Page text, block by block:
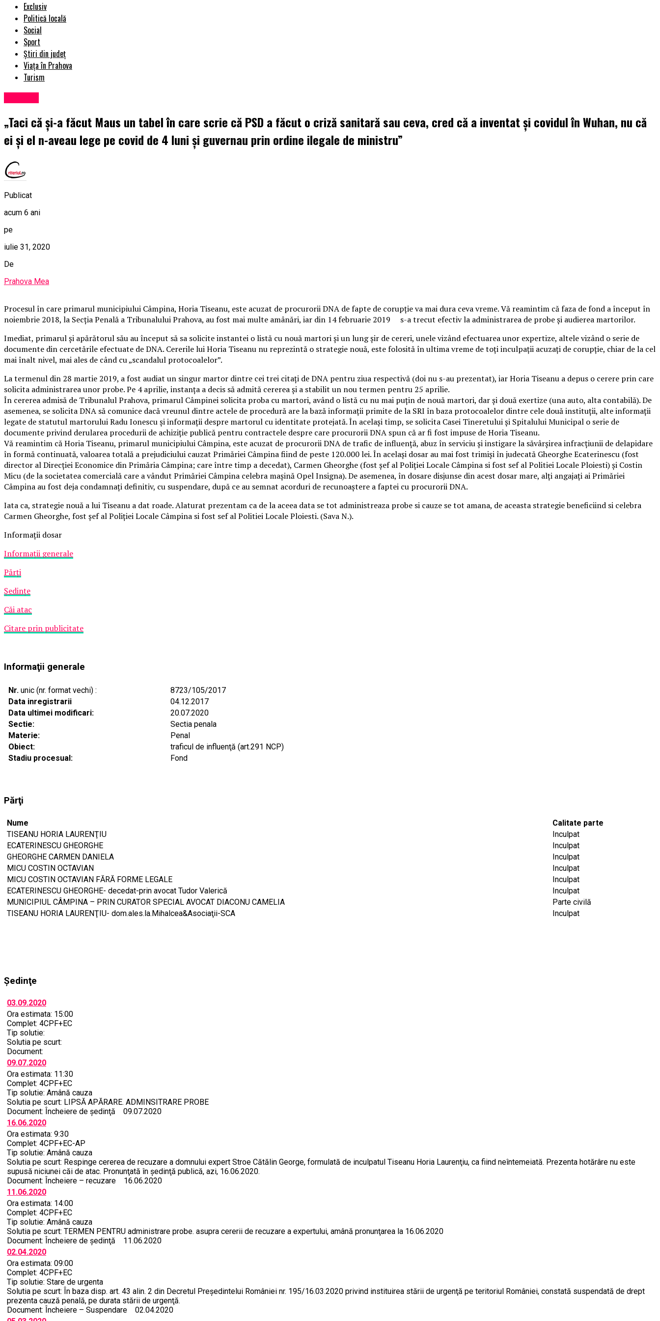
Exclusiv
Politică locală
Social
Sport
Știri din județ
Viața în Prahova
Turism
„Taci că şi-a făcut Maus un tabel în care scrie că PSD a făcut o criză sanitară sau ceva, cred că a inventat şi covidul în Wuhan, nu că
ei şi el n-aveau lege pe covid de 4 luni şi guvernau prin ordine ilegale de ministru”
Publicat
acum 6 ani
pe
iulie 31, 2020
De
Prahova Mea
Procesul în care primarul municipiului Câmpina, Horia Tiseanu, este acuzat de procurorii DNA de fapte de corupție va mai dura ceva vreme. Vă reamintim că faza de fond a început în
noiembrie 2018, la Secția Penală a Tribunalului Prahova, au fost mai multe amânări, iar din 14 februarie 2019 s-a trecut efectiv la administrarea de probe și audierea martorilor.
Imediat, primarul și apărătorul său au început să sa solicite instantei o listă cu nouă martori și un lung șir de cereri, unele vizând efectuarea unor expertize, altele vizând o serie de
documente din cercetările efectuate de DNA. Cererile lui Horia Tiseanu nu reprezintă o strategie nouă, este folosită în ultima vreme de toți inculpații acuzați de corupție, chiar de la cel
mai înalt nivel, mai ales de când cu „scandalul protocoalelor”.
La termenul din 28 martie 2019, a fost audiat un singur martor dintre cei trei citați de DNA pentru ziua respectivă (doi nu s-au prezentat), iar Horia Tiseanu a depus o cerere prin care
solicita administrarea unor probe. Pe 4 aprilie, instanța a decis să admită cererea și a stabilit un nou termen pentru 25 aprilie.
În cererea admisă de Tribunalul Prahova, primarul Câmpinei solicita proba cu martori, având o listă cu nu mai puțin de nouă martori, dar și două exertize (una auto, alta contabilă). De
asemenea, se solicita DNA să comunice dacă vreunul dintre actele de procedură are la bază informații primite de la SRI în baza protocoalelor dintre cele două instituții, alte informații
legate de statutul martorului Radu Ionescu și informații despre martorul cu identitate protejată. În același timp, se solicita Casei Tineretului și Spitalului Municipal o serie de
documente privind derularea procedurii de achiziție publică pentru contractele despre care procurorii DNA spun că ar fi fost impuse de Horia Tiseanu.
Vă reamintim că Horia Tiseanu, primarul municipiului Câmpina, este acuzat de procurorii DNA de trafic de influență, abuz în serviciu și instigare la săvârșirea infracțiunii de delapidare
în formă continuată, valoarea totală a prejudiciului cauzat Primăriei Câmpina fiind de peste 120.000 lei. În acelaşi dosar au mai fost trimişi în judecată Gheorghe Ecaterinescu (fost
director al Direcţiei Economice din Primăria Câmpina; care între timp a decedat), Carmen Gheorghe (fost şef al Poliţiei Locale Câmpina si fost sef al Politiei Locale Ploiesti) şi Costin
Micu (de la societatea comercială care a vândut Primăriei Câmpina celebra maşină Opel Insigna). De asemenea, în dosare disjunse din acest dosar mare, alţi angajaţi ai Primăriei
Câmpina au fost deja condamnaţi definitiv, cu suspendare, după ce au semnat acorduri de recunoaştere a faptei cu procurorii DNA.
Iata ca, strategie nouă a lui Tiseanu a dat roade. Alaturat prezentam ca de la aceea data se tot administreaza probe si cauze se tot amana, de aceasta strategie beneficiind si celebra
Carmen Gheorghe, fost şef al Poliţiei Locale Câmpina si fost sef al Politiei Locale Ploiesti. (Sava N.).
Informaţii dosar
Informaţii generale
Părţi
Şedinţe
Căi atac
Citare prin publicitate
Informaţii generale
Nr. unic (nr. format vechi) :
8723/105/2017
Data inregistrarii
04.12.2017
Data ultimei modificari:
20.07.2020
Sectie:
Sectia penala
Materie:
Penal
Obiect:
traficul de influenţă (art.291 NCP)
Stadiu procesual:
Fond
Părţi
Nume
Calitate parte
TISEANU HORIA LAURENŢIU
Inculpat
ECATERINESCU GHEORGHE
Inculpat
GHEORGHE CARMEN DANIELA
Inculpat
MICU COSTIN OCTAVIAN
Inculpat
MICU COSTIN OCTAVIAN FĂRĂ FORME LEGALE
Inculpat
ECATERINESCU GHEORGHE- decedat-prin avocat Tudor Valerică
Inculpat
MUNICIPIUL CÂMPINA – PRIN CURATOR SPECIAL AVOCAT DIACONU CAMELIA
Parte civilă
TISEANU HORIA LAURENŢIU- dom.ales.la.Mihalcea&Asociaţii-SCA
Inculpat
Şedinţe
03.09.2020
Ora estimata: 15:00
Complet: 4CPF+EC
Tip solutie:
Solutia pe scurt:
Document:
09.07.2020
Ora estimata: 11:30
Complet: 4CPF+EC
Tip solutie: Amână cauza
Solutia pe scurt: LIPSĂ APĂRARE. ADMINSITRARE PROBE
Document: Încheiere de şedinţă 09.07.2020
16.06.2020
Ora estimata: 9:30
Complet: 4CPF+EC-AP
Tip solutie: Amână cauza
Solutia pe scurt: Respinge cererea de recuzare a domnului expert Stroe Cătălin George, formulată de inculpatul Tiseanu Horia Laurenţiu, ca fiind neîntemeiată. Prezenta hotărâre nu este
supusă niciunei căi de atac. Pronunţată în şedinţă publică, azi, 16.06.2020.
Document: Încheiere – recuzare 16.06.2020
11.06.2020
Ora estimata: 14:00
Complet: 4CPF+EC
Tip solutie: Amână cauza
Solutia pe scurt: TERMEN PENTRU administrare probe. asupra cererii de recuzare a expertului, amână pronunţarea la 16.06.2020
Document: Încheiere de şedinţă 11.06.2020
02.04.2020
Ora estimata: 09:00
Complet: 4CPF+EC
Tip solutie: Stare de urgenta
Solutia pe scurt: În baza disp. art. 43 alin. 2 din Decretul Preşedintelui României nr. 195/16.03.2020 privind instituirea stării de urgenţă pe teritoriul României, constată suspendată de drept
prezenta cauză penală, pe durata stării de urgenţă.
Document: Încheiere – Suspendare 02.04.2020